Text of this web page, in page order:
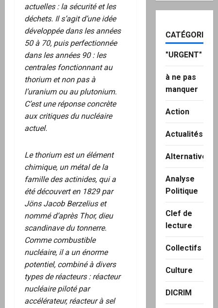
actuelles : la sécurité et les
déchets. Il s’agit d’une idée
développée dans les années
50 à 70, puis perfectionnée
dans les années 90 : les
centrales fonctionnant au
thorium et non pas à
l’uranium ou au plutonium.
C’est une réponse concrète
aux critiques du nucléaire
actuel.
Le thorium est un élément
chimique, un métal de la
famille des actinides, qui a
été découvert en 1829 par
Jöns Jacob Berzelius et
nommé d’après Thor, dieu
scandinave du tonnerre.
Comme combustible
nucléaire, il a un énorme
potentiel, combiné à divers
types de réacteurs : réacteur
nucléaire piloté par
accélérateur, réacteur à sel
CATÉGORIES
"URGENT"
à ne pas
manquer
Action
Actualités
Alternatives
Analyse
Politique
Clef de
lecture
Collectifs
Culture
DICRIM